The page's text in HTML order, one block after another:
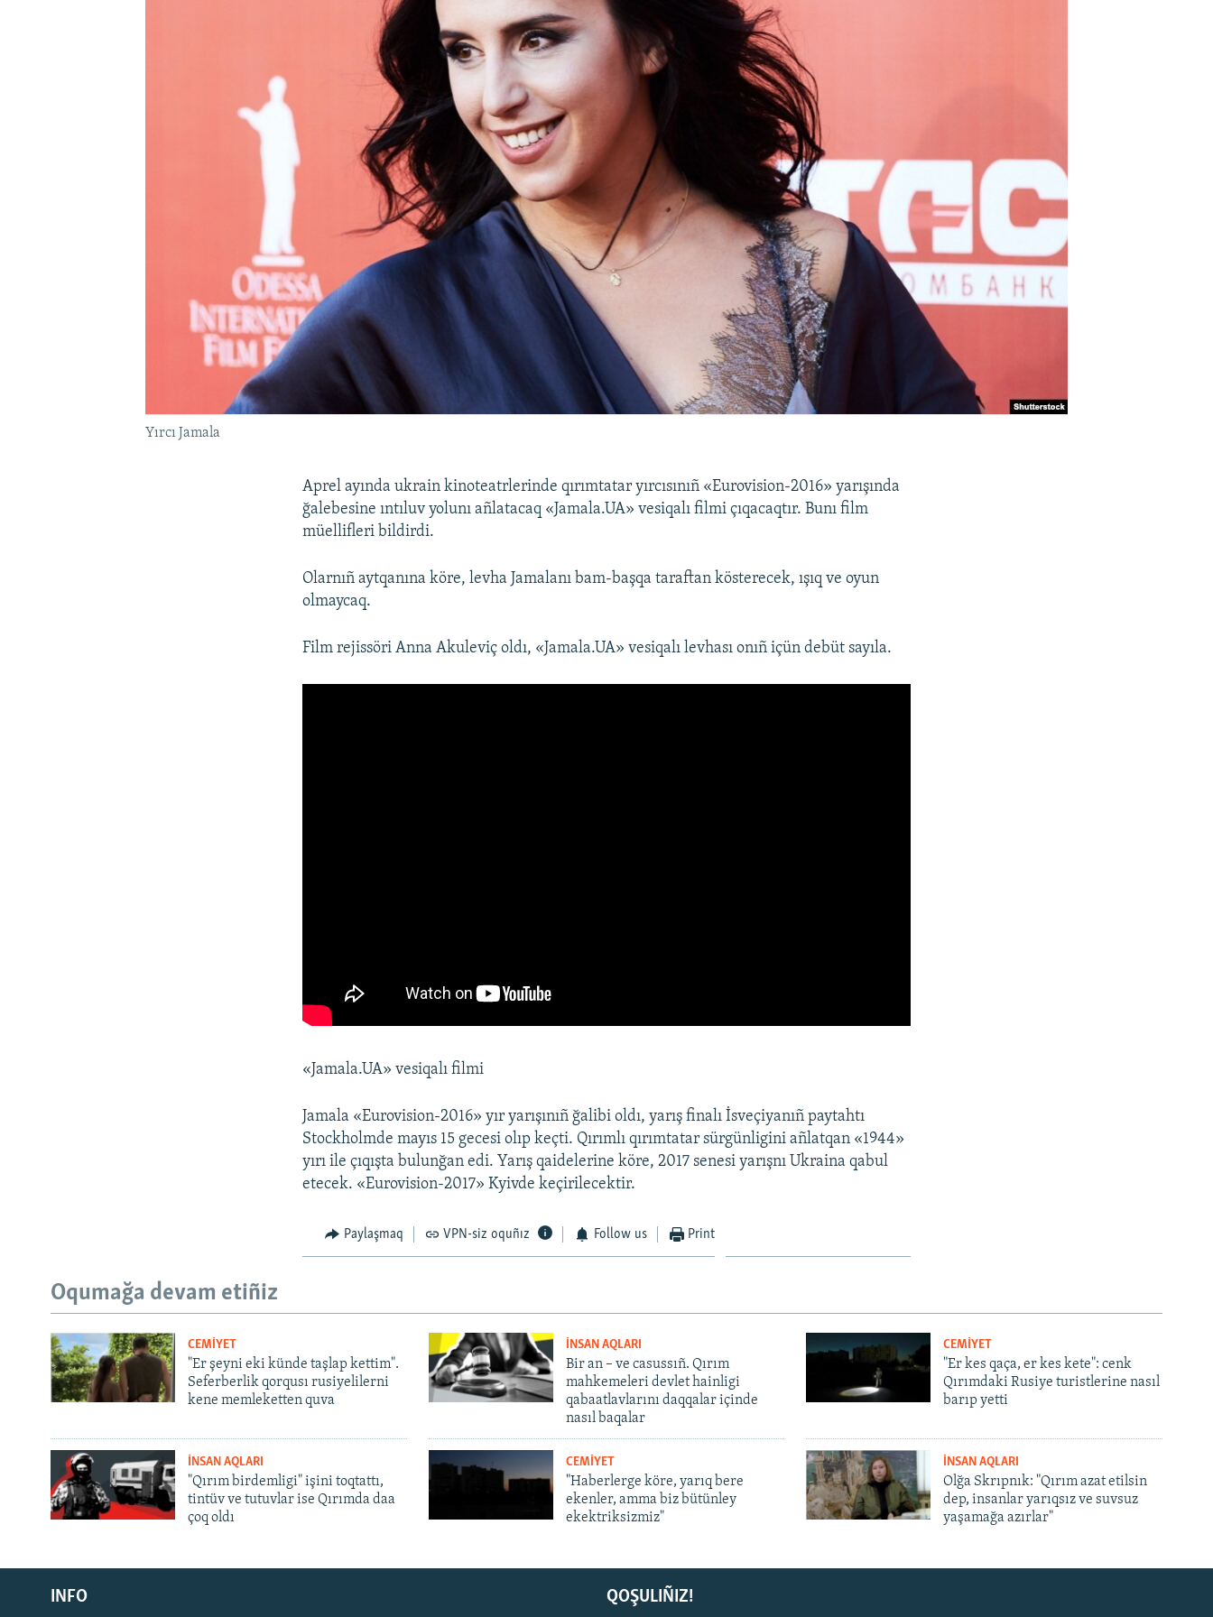
Русский
Українською
Yırcı Jamala
Aprel ayında ukrain kinoteatrlerinde qırımtatar yırcısınıñ «Eurovision-2016» yarışında
ğalebesine ıntıluv yolunı añlatacaq «Jamala.UA» vesiqalı filmi çıqacaqtır. Bunı film
müellifleri bildirdi.
Olarnıñ aytqanına köre, levha Jamalanı bam-başqa taraftan kösterecek, ışıq ve oyun
olmaycaq.
Film rejissöri Anna Akuleviç oldı, «Jamala.UA» vesiqalı levhası onıñ içün debüt sayıla.
«Jamala.UA» vesiqalı filmi
Jamala «Eurovision-2016» yır yarışınıñ ğalibi oldı, yarış finalı İsveçiyanıñ paytahtı
Stockholmde mayıs 15 gecesi olıp keçti. Qırımlı qırımtatar sürgünligini añlatqan «1944»
yırı ile çıqışta bulunğan edi. Yarış qaidelerine köre, 2017 senesi yarışnı Ukraina qabul
etecek. «Eurovision-2017» Kyivde keçirilecektir.
Paylaşmaq VPN-siz oquñız Follow us Print
Oqumağa devam etiñiz
CEMİYET
"Er şeyni eki künde taşlap kettim".
Seferberlik qorqusı rusiyelilerni
kene memleketten quva
İNSAN AQLARI
Bir an – ve casussıñ. Qırım
mahkemeleri devlet hainligi
qabaatlavlarını daqqalar içinde
nasıl baqalar
CEMİYET
"Er kes qaça, er kes kete": cenk
Qırımdaki Rusiye turistlerine nasıl
barıp yetti
İNSAN AQLARI
"Qırım birdemligi" işini toqtattı,
tintüv ve tutuvlar ise Qırımda daa
çoq oldı
CEMİYET
"Haberlerge köre, yarıq bere
ekenler, amma biz bütünley
ekektriksizmiz"
İNSAN AQLARI
Olğa Skrıpnık: "Qırım azat etilsin
dep, insanlar yarıqsız ve suvsuz
yaşamağa azırlar"
QOŞULIÑIZ!
INFO